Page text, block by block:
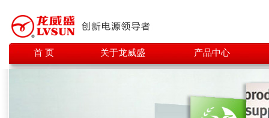
首 页 关于龙威盛 产品中心